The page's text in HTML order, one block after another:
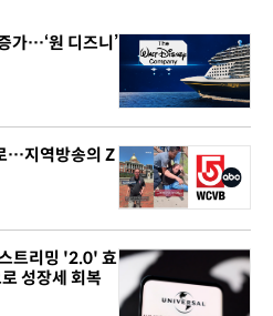
가…‘원 디즈니’
…지역방송의 Z
트리밍 '2.0' 효
성장세 회복